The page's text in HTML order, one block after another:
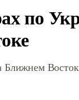
по
Ближнем